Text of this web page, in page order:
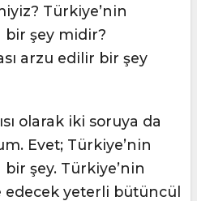
Türkiye’nin
bir şey midir?
arzu edilir bir şey
olarak iki soruya da
Evet; Türkiye’nin
şey. Türkiye’nin
edecek yeterli bütüncül